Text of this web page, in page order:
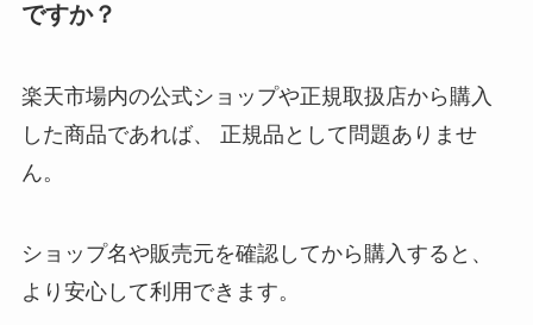
ですか？
楽天市場内の公式ショップや正規取扱店から購入
した商品であれば、 正規品として問題ありませ
ん。
ショップ名や販売元を確認してから購入すると、
より安心して利用できます。